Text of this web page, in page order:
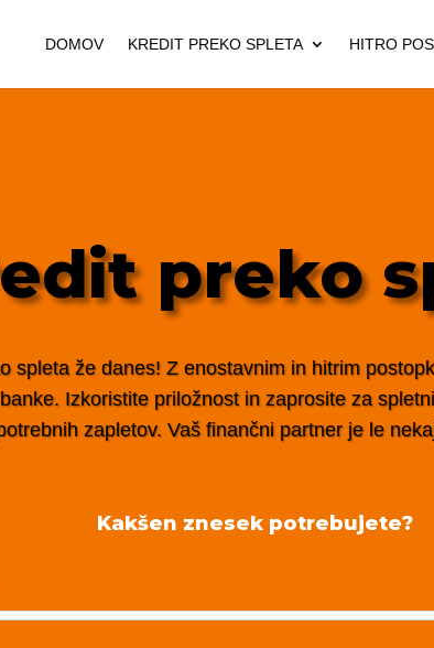
DOMOV KREDIT PREKO SPLETA HITRO
preko
spleta že danes! Z enostavnim in hitrim
Izkoristite priložnost in zaprosite za
zapletov. Vaš finančni partner je le
Kakšen znesek potrebujete?